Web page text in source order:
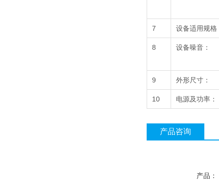
7 设备适用规格
8 设备噪音：
9 外形尺寸：
10 电源及功率：
产品咨询
产品：